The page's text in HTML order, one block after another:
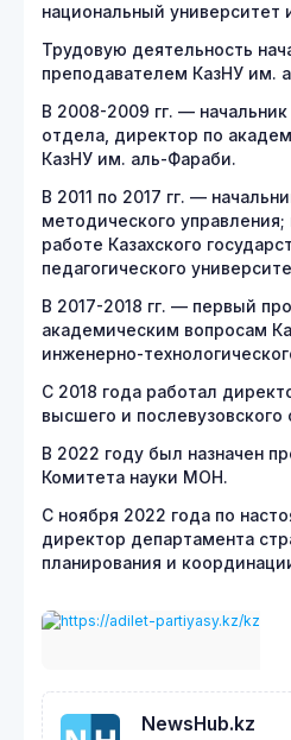
национальный университет
Трудовую деятельность
преподавателем КазНУ им.
В 2008-2009 гг. —
отдела, директор по
КазНУ им. аль-Фараби.
В 2011 по 2017 гг. —
методического
работе Казахского
педагогического
В 2017-2018 гг. — первый
академическим вопросам
инженерно-
С 2018 года работал
высшего и
В 2022 году был назначен
Комитета науки МОН.
С ноября 2022 года по
директор департамента
планирования и
NewsHub.kz